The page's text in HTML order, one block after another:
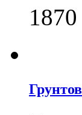
1870